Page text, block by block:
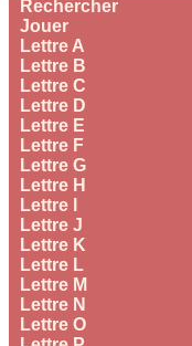
Rechercher
Jouer
Lettre A
Lettre B
Lettre C
Lettre D
Lettre E
Lettre F
Lettre G
Lettre H
Lettre I
Lettre J
Lettre K
Lettre L
Lettre M
Lettre N
Lettre O